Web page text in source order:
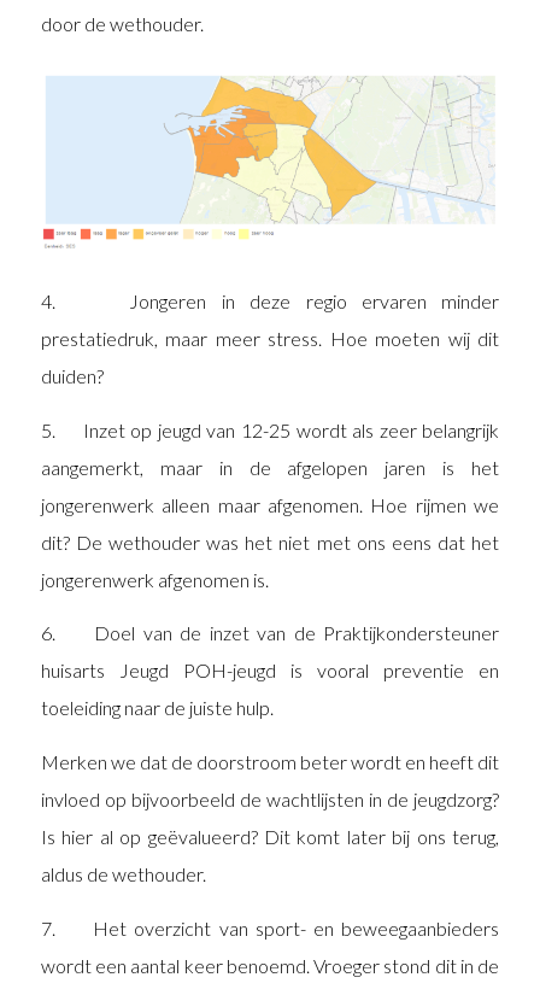
door de wethouder.
4. Jongeren in deze regio ervaren minder
prestatiedruk, maar meer stress. Hoe moeten wij dit
duiden?
5. Inzet op jeugd van 12-25 wordt als zeer belangrijk
aangemerkt, maar in de afgelopen jaren is het
jongerenwerk alleen maar afgenomen. Hoe rijmen we
dit? De wethouder was het niet met ons eens dat het
jongerenwerk afgenomen is.
6. Doel van de inzet van de Praktijkondersteuner
huisarts Jeugd POH-jeugd is vooral preventie en
toeleiding naar de juiste hulp.
Merken we dat de doorstroom beter wordt en heeft dit
invloed op bijvoorbeeld de wachtlijsten in de jeugdzorg?
Is hier al op geëvalueerd? Dit komt later bij ons terug,
aldus de wethouder.
7. Het overzicht van sport- en beweegaanbieders
wordt een aantal keer benoemd. Vroeger stond dit in de